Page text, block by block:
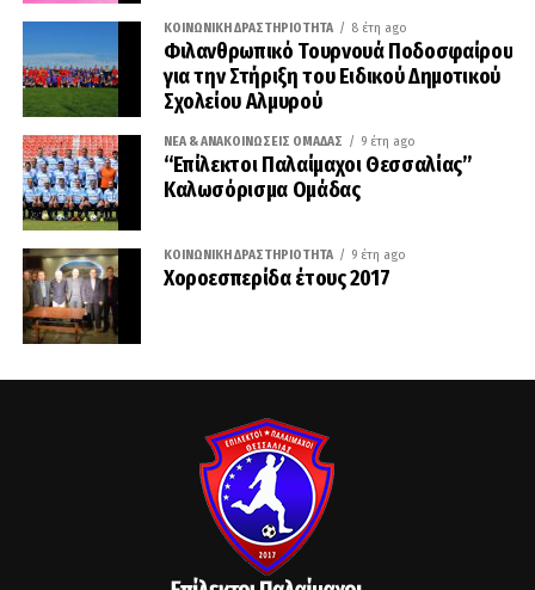
ΚΟΙΝΩΝΙΚΉ ΔΡΑΣΤΗΡΙΌΤΗΤΑ 8 έτη ago
Φιλανθρωπικό Τουρνουά Ποδοσφαίρου
για την Στήριξη του Ειδικού Δημοτικού
Σχολείου Αλμυρού
ΝΈΑ & ΑΝΑΚΟΙΝΏΣΕΙΣ ΟΜΆΔΑΣ 9 έτη ago
“Επίλεκτοι Παλαίμαχοι Θεσσαλίας”
Καλωσόρισμα Ομάδας
ΚΟΙΝΩΝΙΚΉ ΔΡΑΣΤΗΡΙΌΤΗΤΑ 9 έτη ago
Χοροεσπερίδα έτους 2017